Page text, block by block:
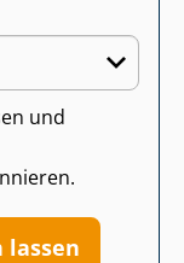
und
lassen